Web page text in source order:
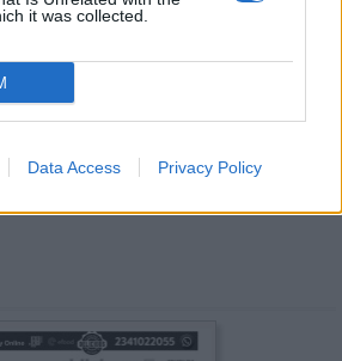
it was collected.
Data Access Privacy Policy